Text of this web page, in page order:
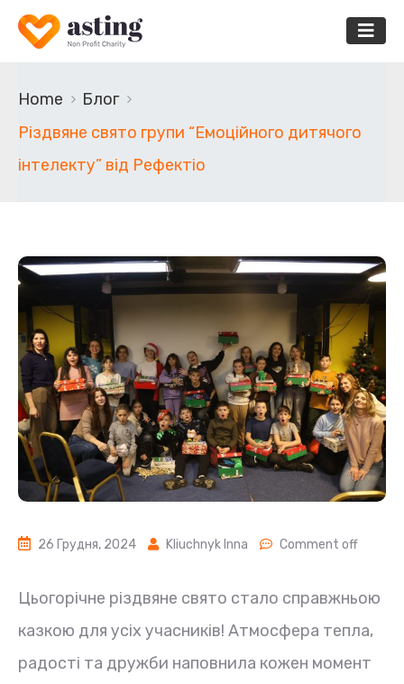
Home
Блог
Різдвяне свято групи “Емоційного дитячого
інтелекту” від Рефектіо
26 Грудня, 2024 Kliuchnyk Inna Comment off
Цьогорічне різдвяне свято стало справжньою
казкою для усіх учасників! Атмосфера тепла,
радості та дружби наповнила кожен момент